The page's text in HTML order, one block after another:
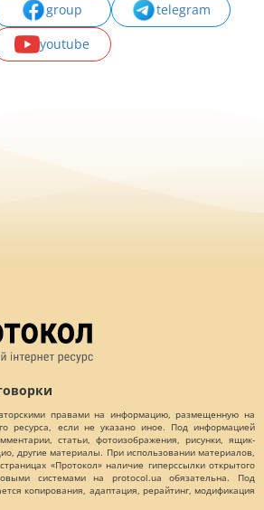
group
telegram
youtube
правами на информацию, размещенную на
ресурса, если не указано иное. Под информацией
статьи, фотоизображения, рисунки, ящик-
другие материалы. При использовании материалов,
«Протокол» наличие гиперссылки открытого
системами на protocol.ua обязательна. Под
копирования, адаптация, рерайтинг, модификация